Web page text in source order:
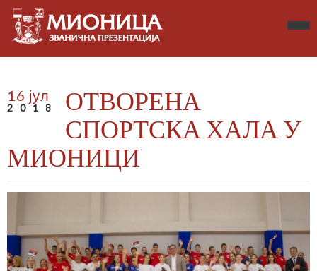
16 јул
2018
ОТВОРЕНА
СПОРТСКА ХАЛА У
МИОНИЦИ